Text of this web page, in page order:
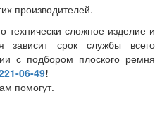
производителей.
технически сложное изделие и
зависит срок службы всего
с подбором плоского ремня
06-49!
помогут.